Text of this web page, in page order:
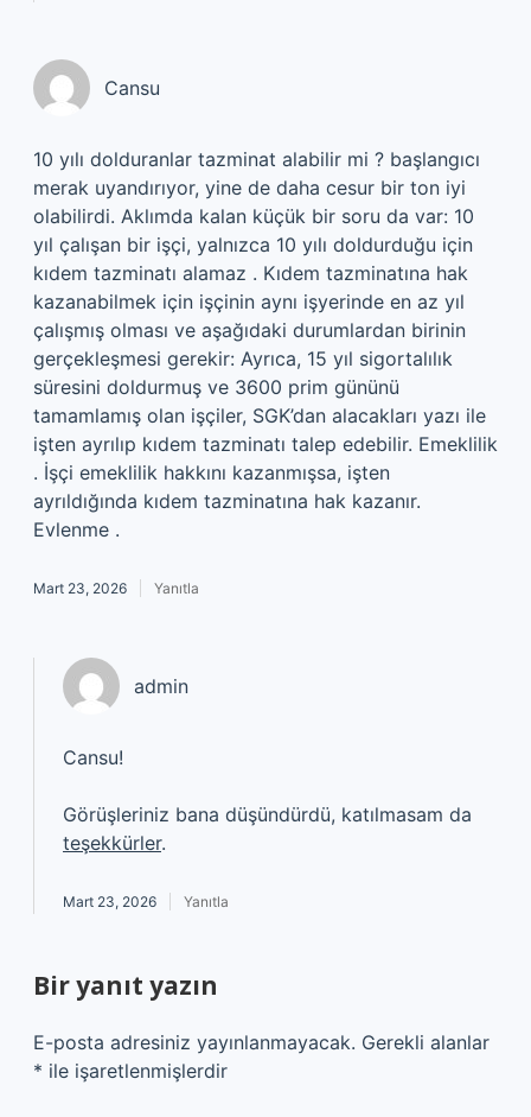
Cansu
10 yılı dolduranlar tazminat alabilir mi ? başlangıcı
merak uyandırıyor, yine de daha cesur bir ton iyi
olabilirdi. Aklımda kalan küçük bir soru da var: 10
yıl çalışan bir işçi, yalnızca 10 yılı doldurduğu için
kıdem tazminatı alamaz . Kıdem tazminatına hak
kazanabilmek için işçinin aynı işyerinde en az yıl
çalışmış olması ve aşağıdaki durumlardan birinin
gerçekleşmesi gerekir: Ayrıca, 15 yıl sigortalılık
süresini doldurmuş ve 3600 prim gününü
tamamlamış olan işçiler, SGK’dan alacakları yazı ile
işten ayrılıp kıdem tazminatı talep edebilir. Emeklilik
. İşçi emeklilik hakkını kazanmışsa, işten
ayrıldığında kıdem tazminatına hak kazanır.
Evlenme .
Mart 23, 2026 Yanıtla
admin
Cansu!
Görüşleriniz bana düşündürdü, katılmasam da
teşekkürler.
Mart 23, 2026 Yanıtla
Bir yanıt yazın
E-posta adresiniz yayınlanmayacak. Gerekli alanlar
* ile işaretlenmişlerdir